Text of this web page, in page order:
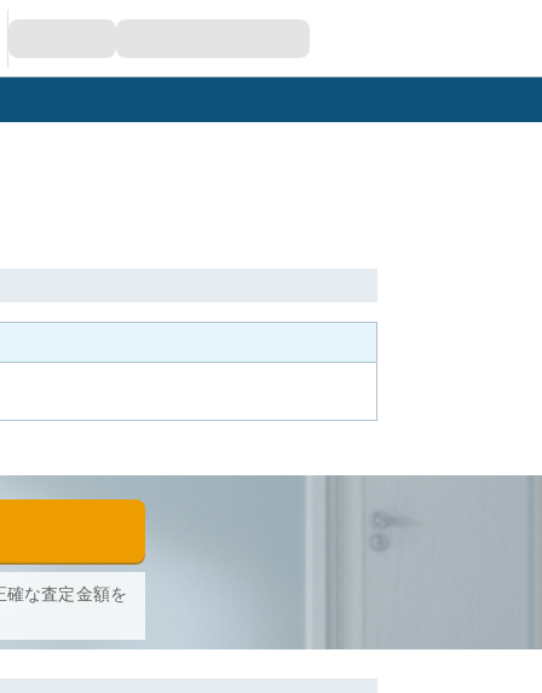
確な査定金額を